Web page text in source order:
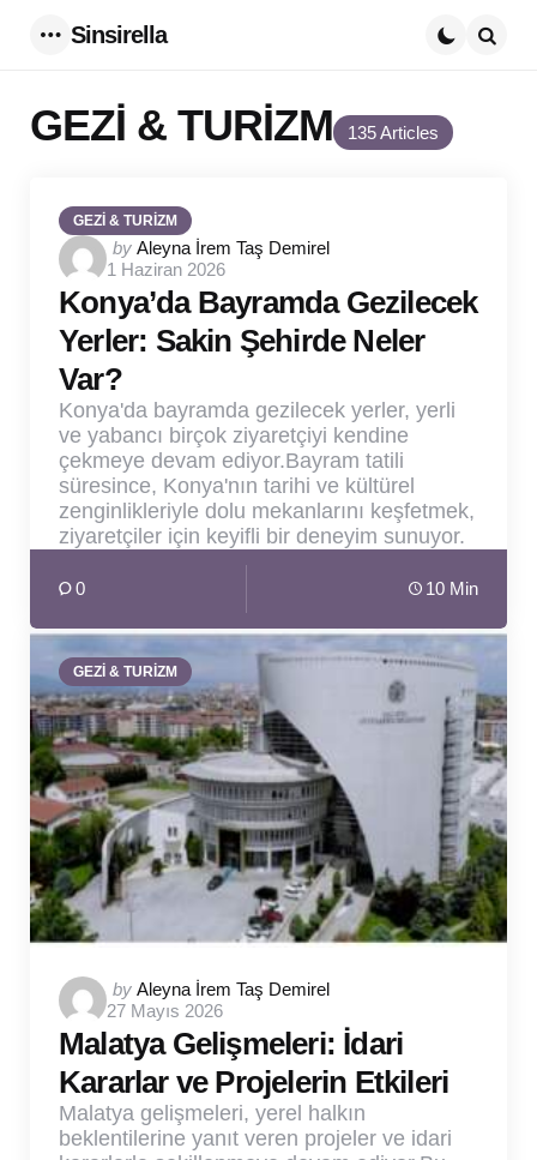
Sinsirella
135 Articles
GEZİ & TURİZM
GEZİ & TURİZM
Posted
by
by Aleyna İrem Taş Demirel
1 Haziran 2026
Konya’da Bayramda Gezilecek
Yerler: Sakin Şehirde Neler
Var?
Konya'da bayramda gezilecek yerler, yerli
ve yabancı birçok ziyaretçiyi kendine
çekmeye devam ediyor.Bayram tatili
süresince, Konya'nın tarihi ve kültürel
zenginlikleriyle dolu mekanlarını keşfetmek,
ziyaretçiler için keyifli bir deneyim sunuyor.
0 10 Min
GEZİ & TURİZM
Posted
by
by Aleyna İrem Taş Demirel
27 Mayıs 2026
Malatya Gelişmeleri: İdari
Kararlar ve Projelerin Etkileri
Malatya gelişmeleri, yerel halkın
beklentilerine yanıt veren projeler ve idari